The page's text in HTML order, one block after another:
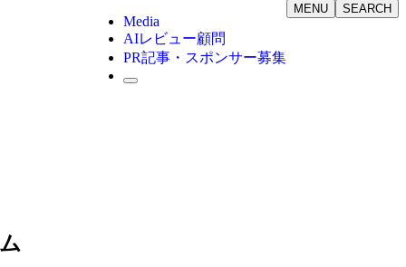
Media
AIレビュー顧問
PR記事・スポンサー募集
SEARCH
MENU